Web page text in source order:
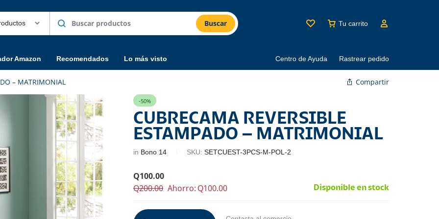
Buscar Tu carrito
Amazon Recomendados Lo más visto Centro de Ayuda Rastrear pedido
– MATRIMONIAL Compartir
-50%
CUBRECAMA REVERSIBLE
ESTAMPADO – MATRIMONIAL
in Bono 14 SKU:SETCUEST-3PCS-M-POL-2
Q100.00
Q200.00 Ahorro: Q100.00 Disponible en stock